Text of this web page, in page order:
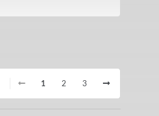
1 2 3